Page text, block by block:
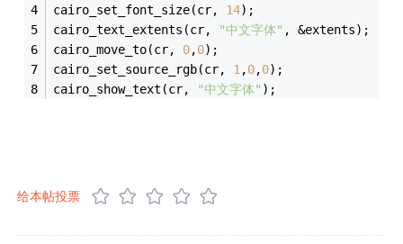
cairo_set_font_size(cr, 14);
cairo_text_extents(cr,
"中文字体" , &extents);
cairo_move_to(cr, 0,0);
cairo_set_source_rgb(cr, 1 ,0,0);
cairo_show_text(cr,
"中文字体" );
给本帖投票